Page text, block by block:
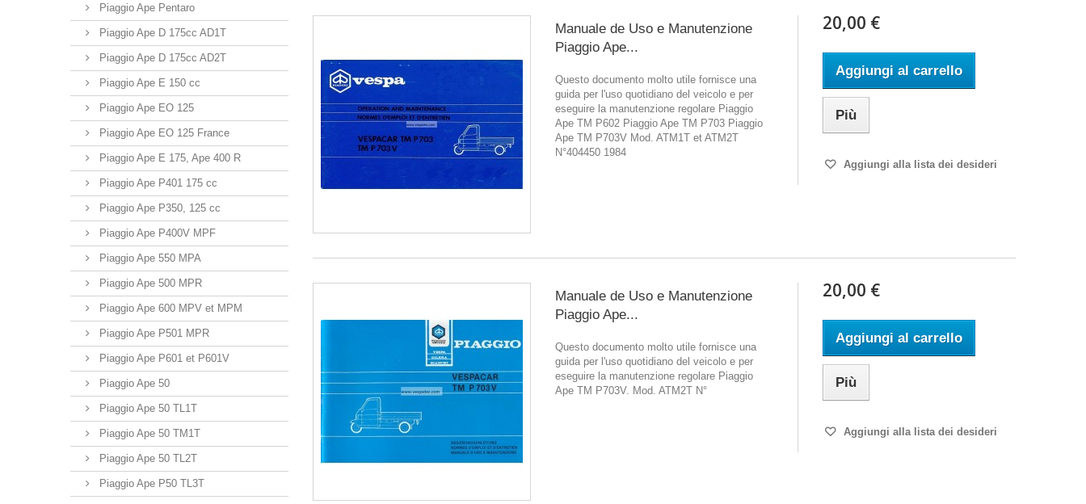
Piaggio Ape Pentaro
Piaggio Ape D 175cc AD1T
Piaggio Ape D 175cc AD2T
Piaggio Ape E 150 cc
Piaggio Ape EO 125
Piaggio Ape EO 125 France
Piaggio Ape E 175, Ape 400 R
Piaggio Ape P401 175 cc
Piaggio Ape P350, 125 cc
Piaggio Ape P400V MPF
Piaggio Ape 550 MPA
Piaggio Ape 500 MPR
Piaggio Ape 600 MPV et MPM
Piaggio Ape P501 MPR
Piaggio Ape P601 et P601V
Piaggio Ape 50
Piaggio Ape 50 TL1T
Piaggio Ape 50 TM1T
Piaggio Ape 50 TL2T
Piaggio Ape P50 TL3T
Manuale de Uso e Manutenzione
Piaggio Ape...
Questo documento molto utile fornisce una
guida per l'uso quotidiano del veicolo e per
eseguire la manutenzione regolare Piaggio
Ape TM P602 Piaggio Ape TM P703 Piaggio
Ape TM P703V Mod. ATM1T et ATM2T
N°404450 1984
20,00 €
Aggiungi al carrello
Più
Aggiungi alla lista dei desideri
Manuale de Uso e Manutenzione
Piaggio Ape...
Questo documento molto utile fornisce una
guida per l'uso quotidiano del veicolo e per
eseguire la manutenzione regolare Piaggio
Ape TM P703V. Mod. ATM2T N°
20,00 €
Aggiungi al carrello
Più
Aggiungi alla lista dei desideri